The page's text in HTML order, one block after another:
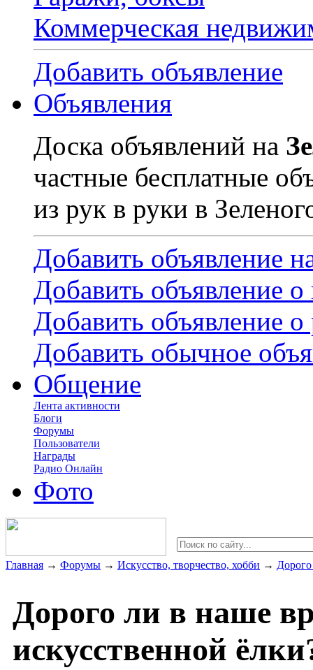
Коммерческая
Добавить объявление
Объявления
Доска объявлений на
частные бесплатные
из рук в руки в
Добавить объявление
Добавить объявление
Добавить объявление о
Добавить обычное
Общение
Лента активности
Блоги
Форумы
Пользователи
Награды
Радио Онлайн
Фото
Главная → Форумы → Искусство, творчество, хобби →
Дорого ли в наше
искусственной